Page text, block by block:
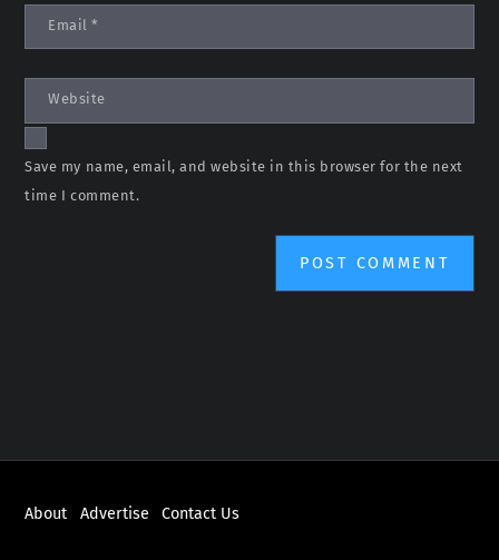
Email*
Website
Save my name, email, and website in this browser for the next
time I comment.
About Advertise Contact Us